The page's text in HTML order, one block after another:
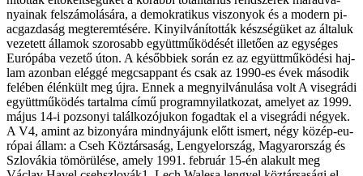
nya­i­nak fel­szá­mo­lá­sá­ra, a de­mok­ra­ti­kus vi­szo­nyok és a mo­dern pi­
ac­gaz­da­ság meg­te­rem­té­sé­re. Ki­nyil­vá­ní­tot­ták kész­sé­gü­ket az ál­ta­luk
ve­ze­tett ál­la­mok szo­ro­sabb együtt­mű­kö­dé­sét il­le­tő­en az egy­sé­ges
Eu­ró­pá­ba ve­ze­tő úton. A ké­sőb­bi­ek so­rán ez az együtt­mű­kö­dé­si haj­
lam azon­ban elég­gé meg­csap­pant és csak az 1990-es évek má­so­dik
fe­lé­ben élén­kült meg új­ra. En­nek a meg­nyil­vá­nu­lá­sa volt A vi­seg­rá­di
együtt­mű­kö­dés tar­tal­ma cí­mű prog­ram­nyi­lat­ko­zat, ame­lyet az 1999.
má­jus 14-i po­zso­nyi ta­lál­ko­zó­ju­kon fo­gad­tak el a vi­seg­rá­di né­gyek.
A V4, amint az bi­zo­nyá­ra mind­nyá­junk előtt is­mert, négy kö­zép-eu­
ró­pai ál­lam: a Cseh Köz­tár­sa­ság, Len­gyel­or­szág, Ma­gyar­or­szág és
Szlo­vá­kia tö­mö­rü­lé­se, amely 1991. feb­ru­ár 15-én ala­kult meg